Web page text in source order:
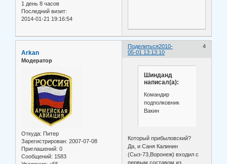
1 день 8 часов
Последний визит:
2014-01-21 19:16:54
Поделиться 4
2010-
05-01 13:13:10
Arkan
Модератор
Откуда: Питер
Зарегистрирован: 2007-07-08
Приглашений: 0
Сообщений: 1583
Шинданд
написал(а):
Командир
подполковник
Вакин
Который прибыловский?
Да, и Саня Калинин
(Сыз-73,Воронеж) входил с
первым составом из